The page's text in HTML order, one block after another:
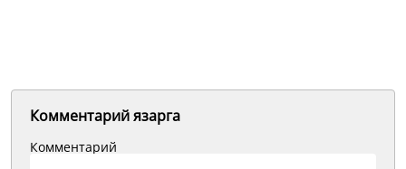
Комментарий язарга
Комментарий